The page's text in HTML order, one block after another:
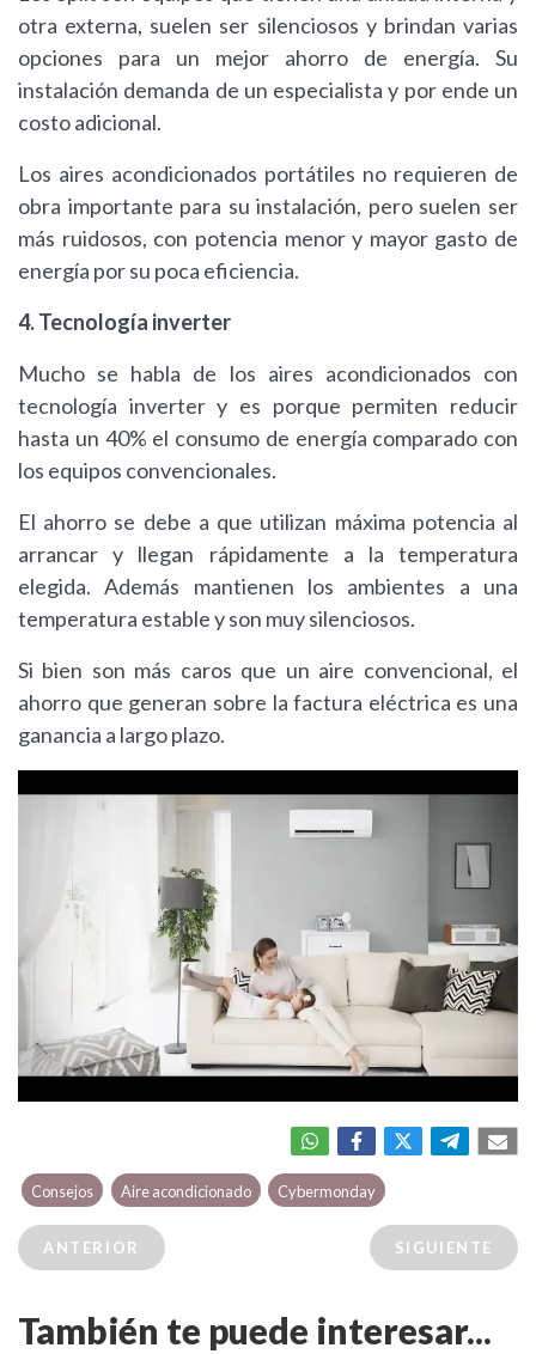
otra externa, suelen ser silenciosos y brindan varias
opciones para un mejor ahorro de energía. Su
instalación demanda de un especialista y por ende un
costo adicional.
Los aires acondicionados portátiles no requieren de
obra importante para su instalación, pero suelen ser
más ruidosos, con potencia menor y mayor gasto de
energía por su poca eficiencia.
4. Tecnología inverter
Mucho se habla de los aires acondicionados con
tecnología inverter y es porque permiten reducir
hasta un 40% el consumo de energía comparado con
los equipos convencionales.
El ahorro se debe a que utilizan máxima potencia al
arrancar y llegan rápidamente a la temperatura
elegida. Además mantienen los ambientes a una
temperatura estable y son muy silenciosos.
Si bien son más caros que un aire convencional, el
ahorro que generan sobre la factura eléctrica es una
ganancia a largo plazo.
Consejos Aire acondicionado Cybermonday
ANTERIOR SIGUIENTE
También te puede interesar...